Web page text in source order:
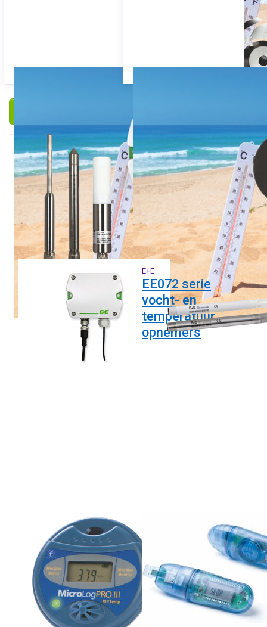
SIGMA05 serie
Sigma, modulair sensor
E+E
EE072 serie
vocht- en
temperatuur
opnemers
MicroLogPro III
EC-850
datalogger
Microlog datalogger voor rel.
vochtigheid en temperatuur
LITE5032L-RH
Microlite datalogger voor
vocht en temperatuur